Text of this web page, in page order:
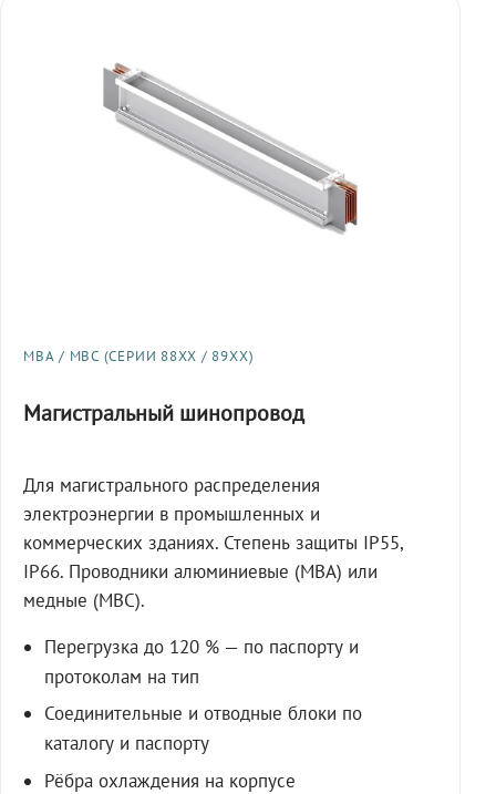
МВА / МВС (СЕРИИ 88XX / 89XX)
Магистральный шинопровод
Для магистрального распределения
электроэнергии в промышленных и
коммерческих зданиях. Степень защиты IP55,
IP66. Проводники алюминиевые (МВА) или
медные (МВС).
Перегрузка до 120 % — по паспорту и
протоколам на тип
Соединительные и отводные блоки по
каталогу и паспорту
Рёбра охлаждения на корпусе